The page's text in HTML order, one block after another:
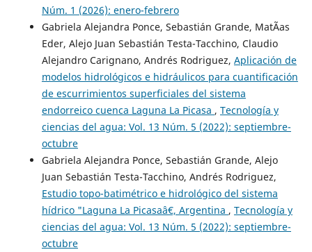
Núm. 1 (2026): enero-febrero
Gabriela Alejandra Ponce, Sebastián Grande, MatÃ­as
Eder, Alejo Juan Sebastián Testa-Tacchino, Claudio
Alejandro Carignano, Andrés Rodriguez, Aplicación de
modelos hidrológicos e hidráulicos para cuantificación
de escurrimientos superficiales del sistema
endorreico cuenca Laguna La Picasa , Tecnología y
ciencias del agua: Vol. 13 Núm. 5 (2022): septiembre-
octubre
Gabriela Alejandra Ponce, Sebastián Grande, Alejo
Juan Sebastián Testa-Tacchino, Andrés Rodriguez,
Estudio topo-batimétrico e hidrológico del sistema
hídrico "Laguna La Picasaâ€, Argentina , Tecnología y
ciencias del agua: Vol. 13 Núm. 5 (2022): septiembre-
octubre